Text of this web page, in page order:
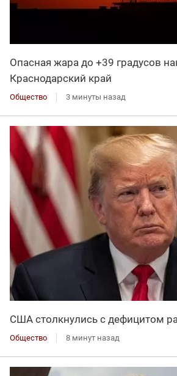
Опасная жара до +39 градусов
Краснодарский край
Общество 3 минуты назад
США столкнулись с дефицитом
Общество 8 минут назад